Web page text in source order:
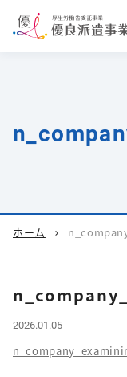
ホーム chevron_right
2026.01.05